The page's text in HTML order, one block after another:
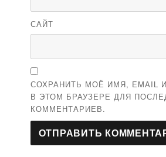
САЙТ
СОХРАНИТЬ МОЁ ИМЯ, EMAIL
В ЭТОМ БРАУЗЕРЕ ДЛЯ
КОММЕНТАРИЕВ.